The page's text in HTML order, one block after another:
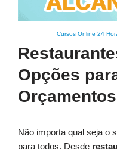
Cursos Online 24
Opções
Orçamentos
Não importa qual seja o
para todos. Desde